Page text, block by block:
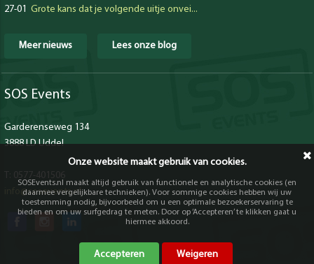
27-01 Grote kans dat je volgende uitje onvei...
Meer nieuws Lees onze blog
SOS Events
Garderenseweg 134
3888 LD Uddel
info@sosevents.nl
Onze website maakt gebruik van cookies.
SOSEvents.nl maakt altijd gebruik van functionele en analytische cookies (en
daarmee vergelijkbare technieken). Voor sommige cookies hebben wij uw
toestemming nodig, bijvoorbeeld om u een optimale bezoekerservaring te
bieden en om uw surfgedrag te meten. Door op ‘Accepteren’ te klikken gaat u
hiermee akkoord.
Accepteren Weigeren